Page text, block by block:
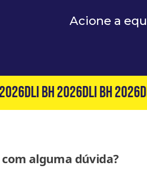
Acione a
DLI BH 2026DLI BH 2026
alguma dúvida?